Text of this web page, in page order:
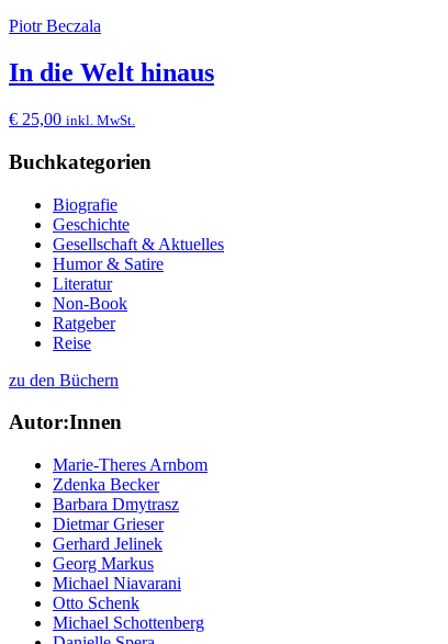
Piotr Beczala
In die Welt hinaus
€ 25,00 inkl. MwSt.
Buchkategorien
Biografie
Geschichte
Gesellschaft & Aktuelles
Humor & Satire
Literatur
Non-Book
Ratgeber
Reise
zu den Büchern
Autor:Innen
Marie-Theres Arnbom
Zdenka Becker
Barbara Dmytrasz
Dietmar Grieser
Gerhard Jelinek
Georg Markus
Michael Niavarani
Otto Schenk
Michael Schottenberg